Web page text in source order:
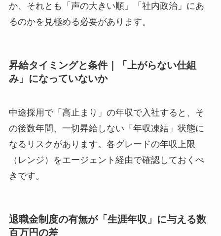
か、それとも「声の大きい順」「社内政治」にあ
るのかを見極める必要があります。
昇給タイミングと条件｜「上がらない仕組
み」になっていないか
中途採用で「高止まり」の年収で入社すると、そ
の後数年間、一切昇給しない「年収凍結」状態に
なるリスクがあります。各グレードの年収上限
（レンジ）をエージェント経由で確認しておくべ
きです。
退職金制度の有無が「生涯年収」に与える数
百万円の差